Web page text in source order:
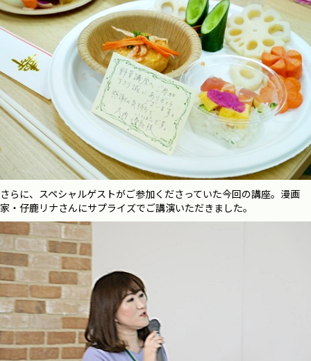
さらに、スペシャルゲストがご参加くださっていた今回の講座。漫画
家・仔鹿リナさんにサプライズでご講演いただきました。